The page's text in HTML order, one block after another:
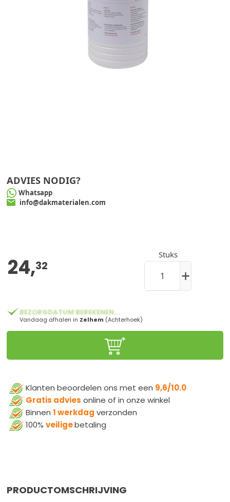
ADVIES NODIG?
Whatsapp
info@dakmaterialen.com
24,32
Stuks
+
BEZORGDATUM BEREKENEN...
Vandaag afhalen in Zelhem (Achterhoek)
Klanten beoordelen ons met een 9,6/10.0
Gratis advies online of in onze winkel
Binnen 1 werkdag verzonden
100% veiligebetaling
PRODUCTOMSCHRIJVING